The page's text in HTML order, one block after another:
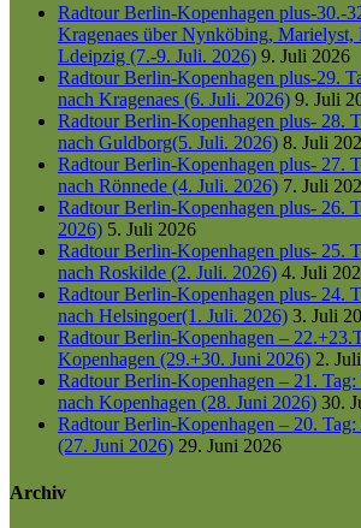
Radtour Berlin-Kopenhagen plus-30.-
Kragenaes über Nynköbing, Marielyst,
Ldeipzig (7.-9. Juli. 2026) 9. Juli 2026
Radtour Berlin-Kopenhagen plus-29.
nach Kragenaes (6. Juli. 2026) 9. Juli
Radtour Berlin-Kopenhagen plus- 28.
nach Guldborg(5. Juli. 2026) 8. Juli
Radtour Berlin-Kopenhagen plus- 27.
nach Rönnede (4. Juli. 2026) 7. Juli
Radtour Berlin-Kopenhagen plus- 26.
2026) 5. Juli 2026
Radtour Berlin-Kopenhagen plus- 25.
nach Roskilde (2. Juli. 2026) 4. Juli
Radtour Berlin-Kopenhagen plus- 24.
nach Helsingoer(1. Juli. 2026) 3. Juli
Radtour Berlin-Kopenhagen –
Kopenhagen (29.+30. Juni 2026) 2.
Radtour Berlin-Kopenhagen – 21.
nach Kopenhagen (28. Juni 2026) 30.
Radtour Berlin-Kopenhagen – 20.
(27. Juni 2026) 29. Juni 2026
Archiv